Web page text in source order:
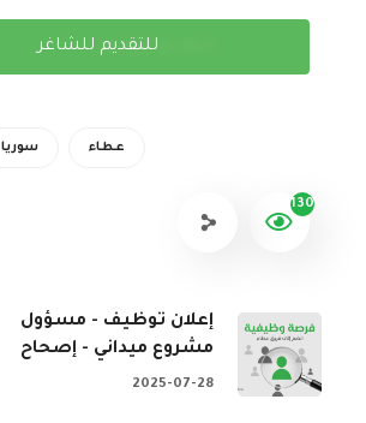
للتقديم للشاغر
سوريا عطاء
130
إعلان توظيف - مسؤول
مشروع ميداني - إصحاح
2025-07-28